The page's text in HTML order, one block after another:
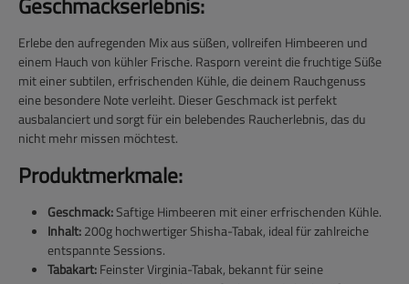
Erlebe den aufregenden Mix aus süßen, vollreifen Himbeeren und
einem Hauch von kühler Frische. Rasporn vereint die fruchtige Süße
mit einer subtilen, erfrischenden Kühle, die deinem Rauchgenuss
eine besondere Note verleiht. Dieser Geschmack ist perfekt
ausbalanciert und sorgt für ein belebendes Raucherlebnis, das du
nicht mehr missen möchtest.
Produktmerkmale:
Geschmack:Saftige Himbeeren mit einer erfrischenden Kühle.
Inhalt:200g hochwertiger Shisha-Tabak, ideal für zahlreiche
entspannte Sessions.
Tabakart:Feinster Virginia-Tabak, bekannt für seine